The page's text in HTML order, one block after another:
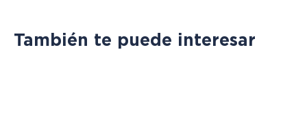
También te puede interesar